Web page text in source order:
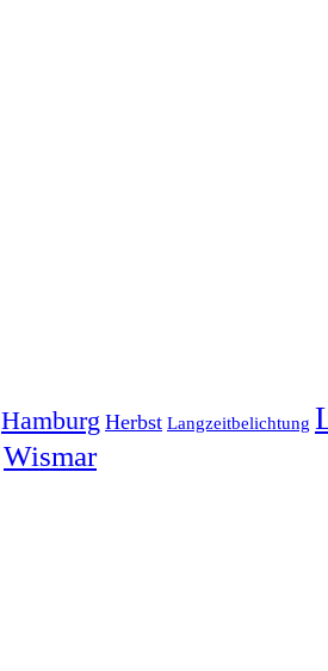
Hamburg Herbst Langzeitbelichtung
Wismar